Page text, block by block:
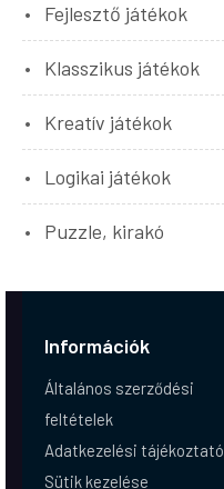
Fejlesztő játékok
Klasszikus játékok
Kreatív játékok
Logikai játékok
Puzzle, kirakó
Információk
Általános szerződési
feltételek
Adatkezelési tájékoztató
Sütik kezelése